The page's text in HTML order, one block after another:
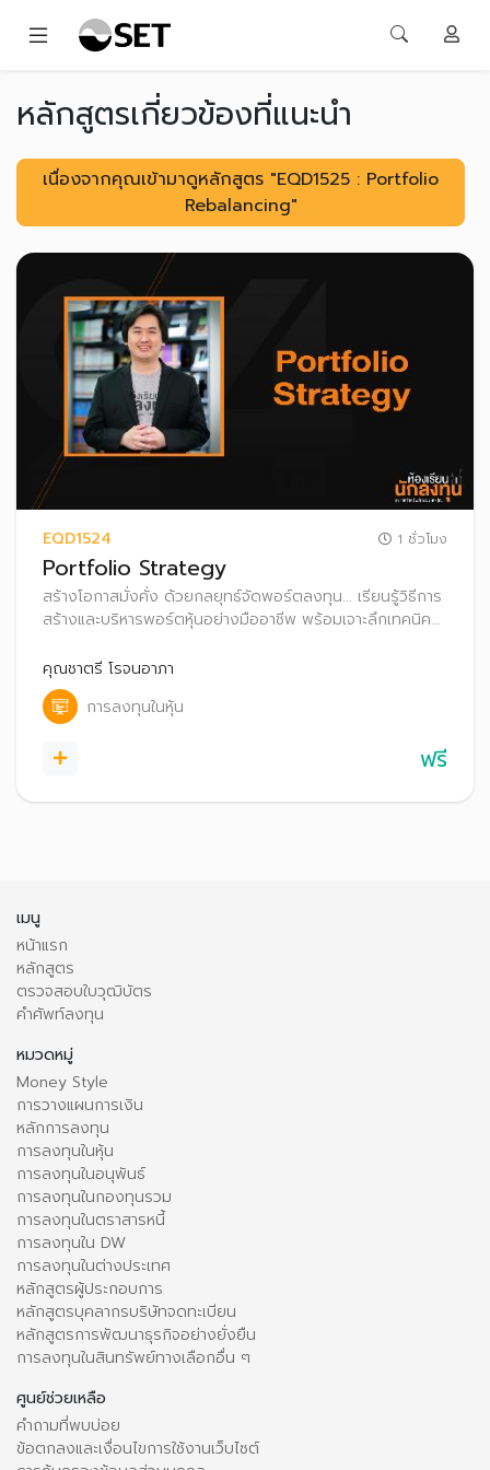
หลักสูตรเกี่ยวข้องที่แนะนำ
เนื่องจากคุณเข้ามาดูหลักสูตร "EQD1525 : Portfolio
Rebalancing"
EQD1524 1 ชั่วโมง
Portfolio Strategy
สร้างโอกาสมั่งคั่ง ด้วยกลยุทธ์จัดพอร์ตลงทุน... เรียนรู้วิธีการ
สร้างและบริหารพอร์ตหุ้นอย่างมืออาชีพ พร้อมเจาะลึกเทคนิค
ลงทุนให้เติบโตอย่างยั่งยืน
คุณชาตรี โรจนอาภา
การลงทุนในหุ้น
ฟรี
เมนู
หน้าแรก
หลักสูตร
ตรวจสอบใบวุฒิบัตร
คำศัพท์ลงทุน
หมวดหมู่
Money Style
การวางแผนการเงิน
หลักการลงทุน
การลงทุนในหุ้น
การลงทุนในอนุพันธ์
การลงทุนในกองทุนรวม
การลงทุนในตราสารหนี้
การลงทุนใน DW
การลงทุนในต่างประเทศ
หลักสูตรผู้ประกอบการ
หลักสูตรบุคลากรบริษัทจดทะเบียน
หลักสูตรการพัฒนาธุรกิจอย่างยั่งยืน
การลงทุนในสินทรัพย์ทางเลือกอื่น ๆ
ศูนย์ช่วยเหลือ
คำถามที่พบบ่อย
ข้อตกลงและเงื่อนไขการใช้งานเว็บไซต์